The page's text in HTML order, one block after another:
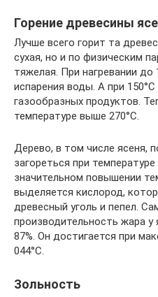
Горение древесины
Лучше всего горит та
сухая, но и по физическим
тяжелая. При нагревании
испарения воды. А при
газообразных продуктов.
температуре выше 270°С.
Дерево, в том числе ясеня,
загореться при
значительном повышении
выделяется кислород,
древесный уголь и пепел.
производительность жара у
87%. Он достигается при
044°С.
Зольность